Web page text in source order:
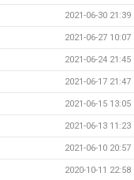
2021-06-30 21:39
2021-06-27 10:07
2021-06-24 21:45
2021-06-17 21:47
2021-06-15 13:05
2021-06-13 11:23
2021-06-10 20:57
2020-10-11 22:58